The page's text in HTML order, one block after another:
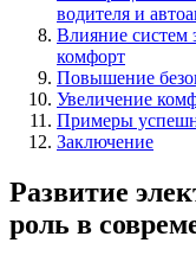
водителя и
Влияние систем
комфорт
Повышение
Увеличение
Примеры
Заключение
Развитие
роль в